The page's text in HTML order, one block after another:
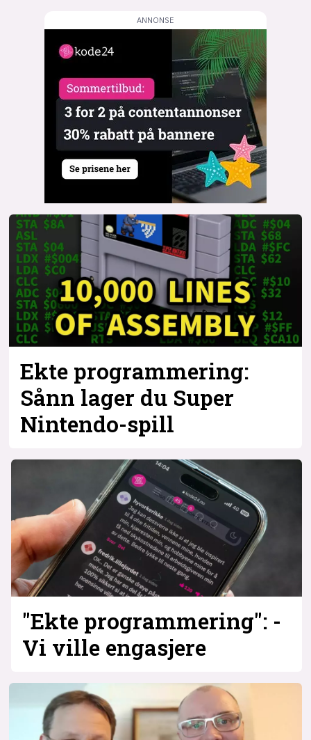
Ekte programmering:
Sånn lager du Super
Nintendo-spill
"Ekte programmering": -
Vi ville engasjere
lys modus
nyhetsbrev
kode24-klubben
LinkedIn
Bluesky
Facebook
annonsepriser
annonseguide
suksesshistorier
Bli firmapartner